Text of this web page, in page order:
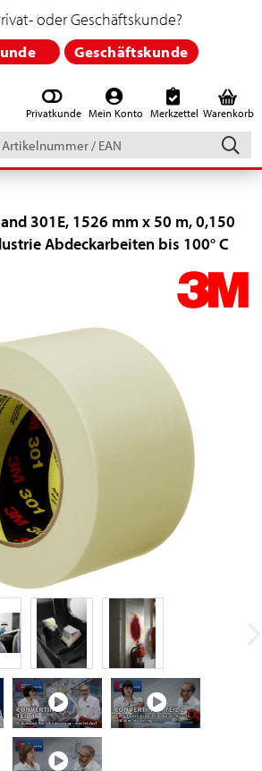
Privatkunde Mein Konto Merkzettel Warenkorb
oder Geschäftskunde?
Geschäftskunde
301E, 1526 mm x 50 m, 0,150
Abdeckarbeiten bis 100° C